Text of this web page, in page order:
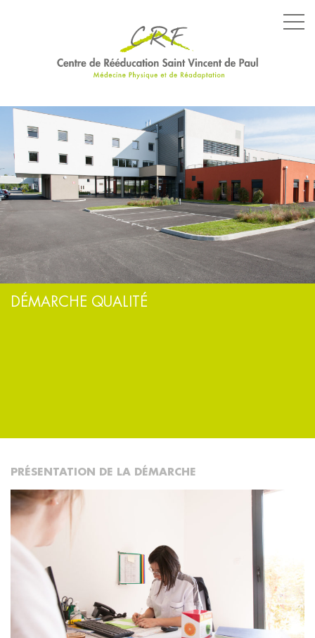
LE CENTRE
LES SERVICES
LES ÉQUIPEMENTS
PARCOURS SPÉCIFIQUES
NOS ENGAGEMENTS
ACTUALITÉS
DÉMARCHE QUALITÉ
PRÉSENTATION DE LA DÉMARCHE